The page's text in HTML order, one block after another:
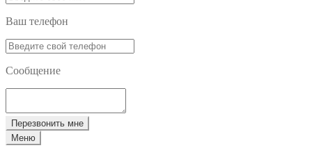
Ваш телефон
Сообщение
Перезвонить мне
Меню